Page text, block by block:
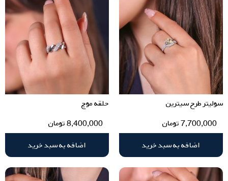
سولیتر طرح سیترین
7,700,000تومان
اضافه به سبد خرید
حلقه موج
8,400,000تومان
اضافه به سبد خرید